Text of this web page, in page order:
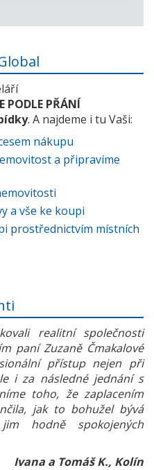
PŘÁNÍ
. A najdeme i tu Vaši:
nákupu
a připravíme
a vše ke koupi
prostřednictvím místních
realitní společnosti
paní Zuzaně Čmakalové
přístup nejen při
i za následné jednání s
toho, že zaplacením
jak to bohužel bývá
hodně spokojených
Ivana a Tomáš K., Kolín